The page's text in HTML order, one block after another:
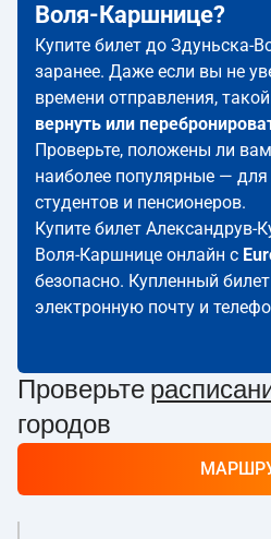
Воля-Каршнице?
Купите билет до Здуньска-
заранее. Даже если вы не
времени отправления,
вернуть или
Проверьте, положены ли вам
наиболее популярные —
студентов и пенсионеров.
Купите билет Александрув-
Воля-Каршнице онлайн с
безопасно. Купленный
электронную почту и
Проверьте
городов